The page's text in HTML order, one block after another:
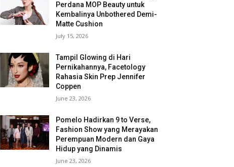
Perdana MOP Beauty untuk
Kembalinya Unbothered Demi-
Matte Cushion
July 15, 2026
Tampil Glowing di Hari
Pernikahannya, Facetology
Rahasia Skin Prep Jennifer
Coppen
June 23, 2026
Pomelo Hadirkan 9 to Verse,
Fashion Show yang Merayakan
Perempuan Modern dan Gaya
Hidup yang Dinamis
June 23, 2026